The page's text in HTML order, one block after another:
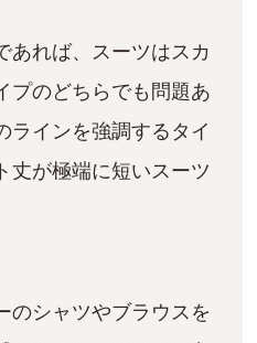
あれば、スーツはスカ
プのどちらでも問題あ
ラインを強調するタイ
丈が極端に短いスーツ
のシャツやブラウスを